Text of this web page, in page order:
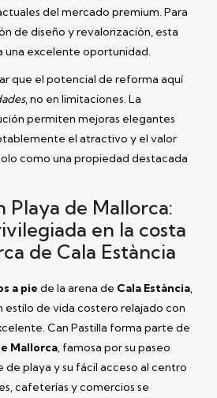
del mercado premium. Para
de diseño y revalorización, esta
una excelente oportunidad.
que el potencial de reforma aquí
, no en limitaciones. La
permiten mejoras elegantes
el atractivo y el valor
como una propiedad destacada
Playa de Mallorca:
en la costa
de Cala Estància
a pie de la arena de Cala Estància,
estilo de vida costero relajado con
Can Pastilla forma parte de
Mallorca, famosa por su paseo
de playa y su fácil acceso al centro
cafeterías y comercios se